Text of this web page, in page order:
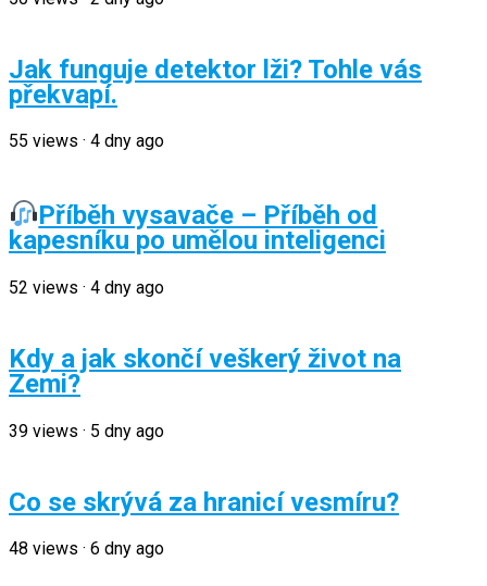
Jak funguje detektor lži? Tohle vás
překvapí.
55 views · 4 dny ago
Příběh vysavače – Příběh od
kapesníku po umělou inteligenci
52 views · 4 dny ago
Kdy a jak skončí veškerý život na
Zemi?
39 views · 5 dny ago
Co se skrývá za hranicí vesmíru?
48 views · 6 dny ago